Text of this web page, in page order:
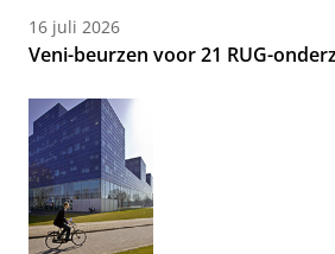
16 juli 2026
Veni-beurzen voor 21 RUG-